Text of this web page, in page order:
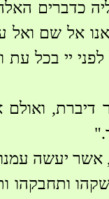
כדברים
אל שם ואל
יי בכל עת
דיברת,
אשר יעשה
ותחבקהו